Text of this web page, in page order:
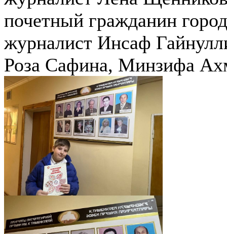
почетный гражданин
журналист Инсаф
Роза Сафина, Минзифа